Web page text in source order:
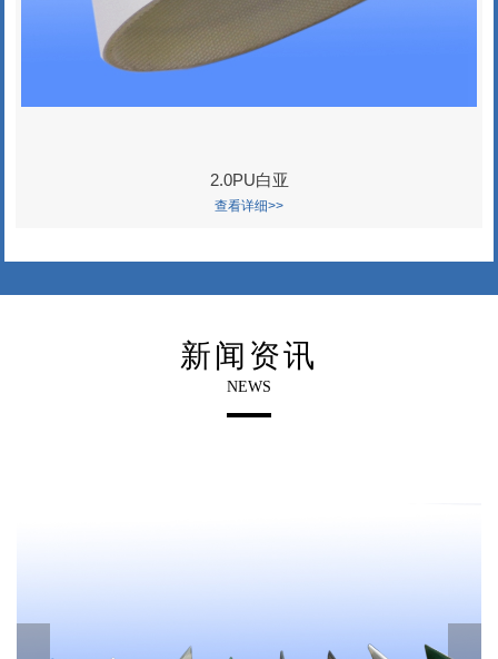
2.0PU白亚
查看详细>>
新闻资讯
NEWS